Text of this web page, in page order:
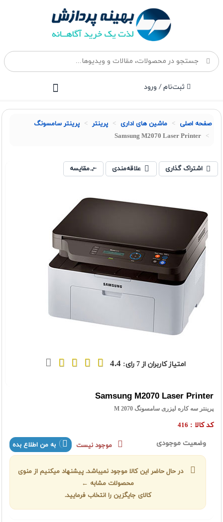
ثبت‌نام / ورود
صفحه اصلی ماشین های اداری پرينتر پرینتر سامسونگ
Samsung M2070 Laser Printer
اشتراک گذاری علاقه‌مندی مقایسه
امتیاز کاربران از7 رای:4.4
Samsung M2070 Laser Printer
پرینتر سه کاره لیزری سامسونگ M 2070
کد کالا : 416
وضعیت موجودی موجود نیست به من اطلاع بده
در حال حاضر این کالا موجود نمیباشد. پیشنهاد میکنیم از منوی
محصولات مشابه ←
کالای جایگزین را انتخاب فرمایید.